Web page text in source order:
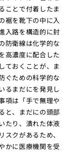
ことで付着したま
裾を靴下の中に入
入路を構造的に封
防衛線は化学的な
高濃度に配合した
ておくことが、ま
ぐための科学的な
るまだにを発見し
項は「手で無理や
と、まだにの頭部
たり、潰れた体液
クがあるため、
かに医療機関を受